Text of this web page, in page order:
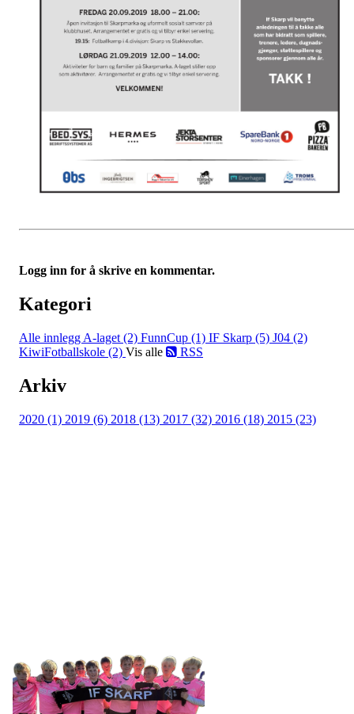
Logg inn for å skrive en kommentar.
Kategori
Alle innlegg A-laget (2) FunnCup (1) IF Skarp (5) J04 (2)
KiwiFotballskole (2) Vis alle RSS
Arkiv
2020 (1) 2019 (6) 2018 (13) 2017 (32) 2016 (18) 2015 (23)